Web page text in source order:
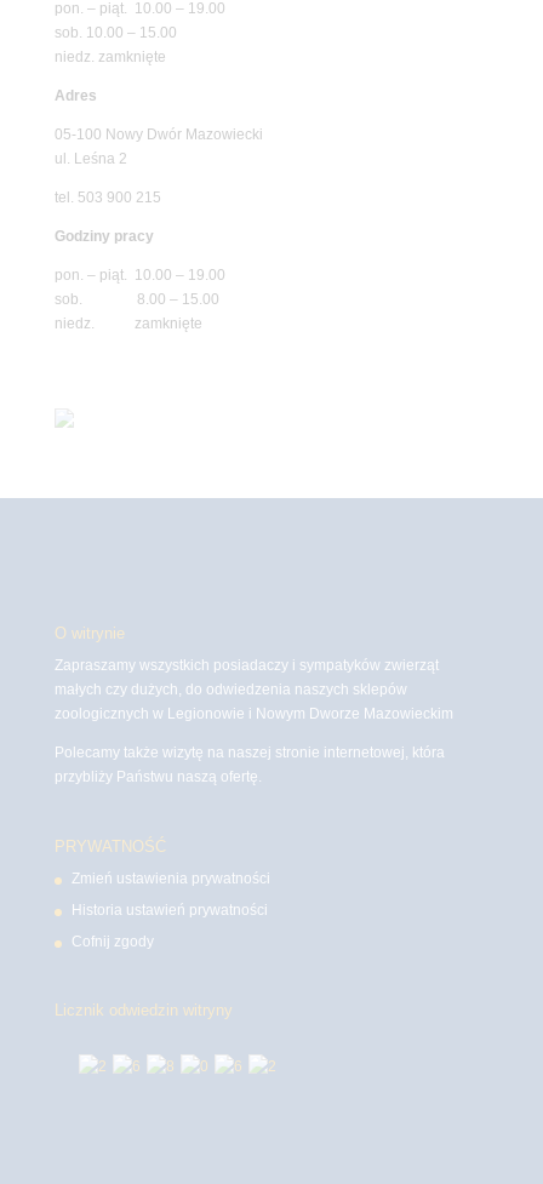
pon. – piąt. 10.00 – 19.00
sob. 10.00 – 15.00
niedz. zamknięte
Adres
05-100 Nowy Dwór Mazowiecki
ul. Leśna 2
tel. 503 900 215
Godziny pracy
pon. – piąt. 10.00 – 19.00
sob. 8.00 – 15.00
niedz. zamknięte
O witrynie
Zapraszamy wszystkich posiadaczy i sympatyków zwierząt
małych czy dużych, do odwiedzenia naszych sklepów
zoologicznych w Legionowie i Nowym Dworze Mazowieckim
Polecamy także wizytę na naszej stronie internetowej, która
przybliży Państwu naszą ofertę.
PRYWATNOŚĆ
Zmień ustawienia prywatności
Historia ustawień prywatności
Cofnij zgody
Licznik odwiedzin witryny